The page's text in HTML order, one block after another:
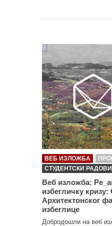
ВЕБ ИЗЛОЖБА
СТУДЕНТСКИ РАДОВИ
Веб изложба:
избегличку кризу:
Архитектонског
избеглице
Добродошли на веб